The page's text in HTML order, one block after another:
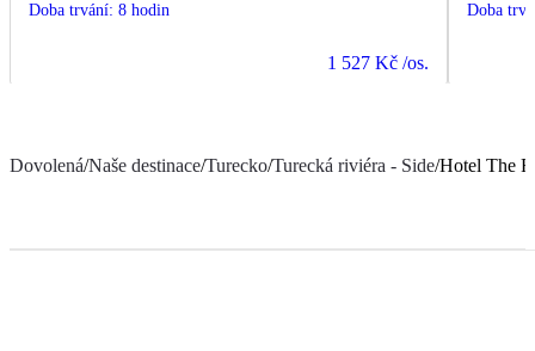
Doba trvání: 8 hodin
1 527 Kč /os.
Doba
Dovolená/Naše destinace/Turecko/Turecká riviéra - Side/Hotel The